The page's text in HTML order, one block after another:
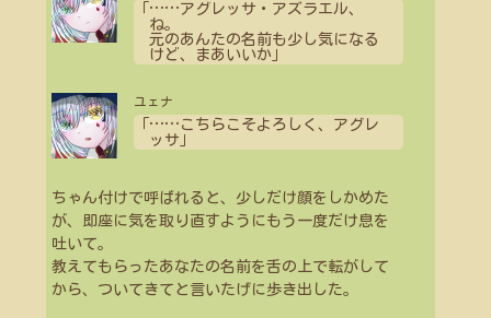
……アグレッサ・アズラエル、
ね。
元のあんたの名前も少し気になる
けど、まあいいか」
ユェナ
…… こちらこそよろしく、アグレ
ッサ」
ちゃん付けで呼ばれると、少しだけ顔をしかめた
が、即座に気を取り直すようにもう一度だけ息を
吐いて。
教えてもらったあなたの名前を舌の上で転がして
から、ついてきてと言いたげに歩き出した。